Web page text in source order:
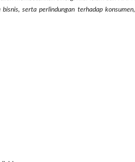
serta perlindungan terhadap